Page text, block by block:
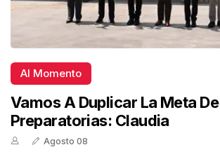
Al Momento
Vamos A Duplicar La Meta De
Preparatorias: Claudia
Agosto 08